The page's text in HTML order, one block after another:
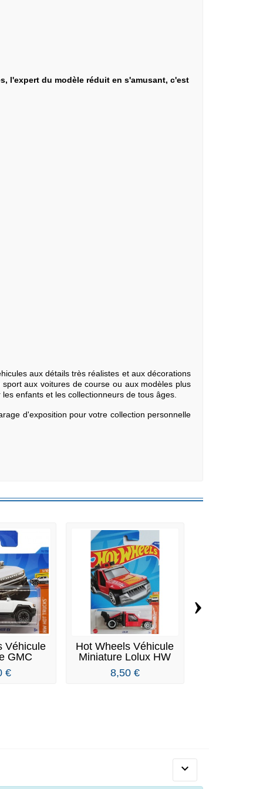
l'expert du modèle réduit en s'amusant, c'est
aux détails très réalistes et aux décorations
aux voitures de course ou aux modèles plus
enfants et les collectionneurs de tous âges.
d'exposition pour votre collection personnelle
Véhicule
GMC
€
Hot Wheels Véhicule
Miniature Lolux HW
Hot...
8,50 €
›
